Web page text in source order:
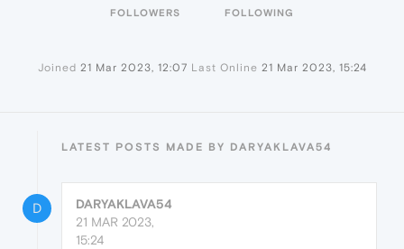
FOLLOWERS FOLLOWING
Joined 21 Mar 2023, 12:07 Last Online 21 Mar 2023, 15:24
LATEST POSTS MADE BY DARYAKLAVA54
D
DARYAKLAVA54
21 MAR 2023,
15:24